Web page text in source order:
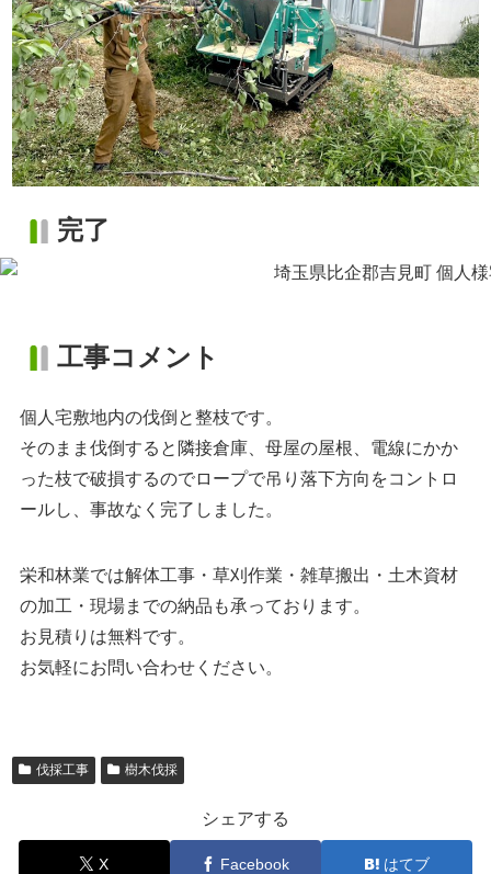
完了
工事コメント
個人宅敷地内の伐倒と整枝です。
そのまま伐倒すると隣接倉庫、母屋の屋根、電線にかか
った枝で破損するのでロープで吊り落下方向をコントロ
ールし、事故なく完了しました。
栄和林業では解体工事・草刈作業・雑草搬出・土木資材
の加工・現場までの納品も承っております。
お見積りは無料です。
お気軽にお問い合わせください。
伐採工事 樹木伐採
シェアする
X Facebook はてブ